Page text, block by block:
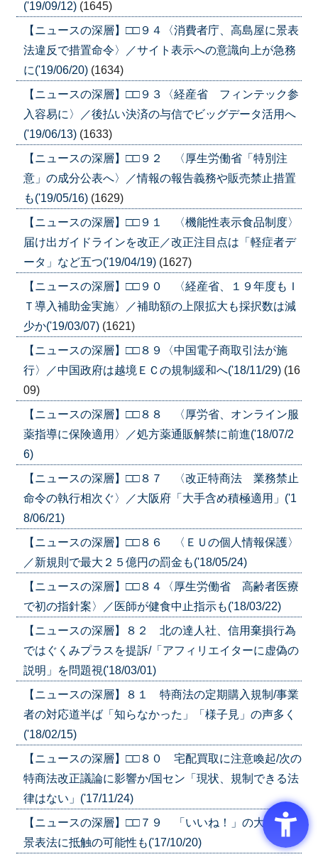
('19/09/12) (1645)
【ニュースの深層】□□９４〈消費者庁、高島屋に景表
法違反で措置命令〉／サイト表示への意識向上が急務
に('19/06/20) (1634)
【ニュースの深層】□□９３〈経産省 フィンテック参
入容易に〉／後払い決済の与信でビッグデータ活用へ
('19/06/13) (1633)
【ニュースの深層】□□９２ 〈厚生労働省「特別注
意」の成分公表へ〉／情報の報告義務や販売禁止措置
も('19/05/16) (1629)
【ニュースの深層】□□９１ 〈機能性表示食品制度〉
届け出ガイドラインを改正／改正注目点は「軽症者デ
ータ」など五つ('19/04/19) (1627)
【ニュースの深層】□□９０ 〈経産省、１９年度もＩ
Ｔ導入補助金実施〉／補助額の上限拡大も採択数は減
少か('19/03/07) (1621)
【ニュースの深層】□□８９〈中国電子商取引法が施
行〉／中国政府は越境ＥＣの規制緩和へ('18/11/29) (16
09)
【ニュースの深層】□□８８ 〈厚労省、オンライン服
薬指導に保険適用〉／処方薬通販解禁に前進('18/07/2
6)
【ニュースの深層】□□８７ 〈改正特商法 業務禁止
命令の執行相次ぐ〉／大阪府「大手含め積極適用」('1
8/06/21)
【ニュースの深層】□□８６ 〈ＥＵの個人情報保護〉
／新規則で最大２５億円の罰金も('18/05/24)
【ニュースの深層】□□８４〈厚生労働省 高齢者医療
で初の指針案〉／医師が健食中止指示も('18/03/22)
【ニュースの深層】８２ 北の達人社、信用棄損行為
ではぐくみプラスを提訴/「アフィリエイターに虚偽の
説明」を問題視('18/03/01)
【ニュースの深層】８１ 特商法の定期購入規制/事業
者の対応道半ば「知らなかった」「様子見」の声多く
('18/02/15)
【ニュースの深層】□□８０ 宅配買取に注意喚起/次の
特商法改正議論に影響か/国セン「現状、規制できる法
律はない」('17/11/24)
【ニュースの深層】□□７９ 「いいね！」の大量売買/
景表法に抵触の可能性も('17/10/20)